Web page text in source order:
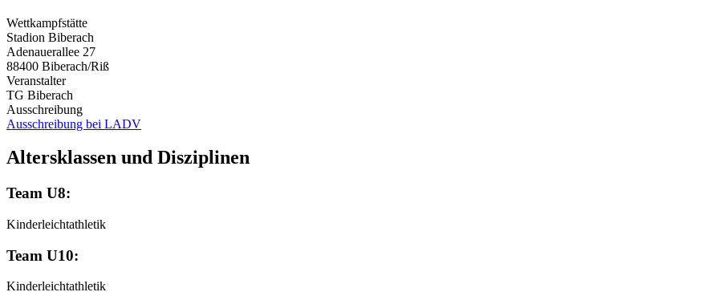
Wettkampfstätte
Stadion Biberach
Adenauerallee 27
88400 Biberach/Riß
Veranstalter
TG Biberach
Ausschreibung
Ausschreibung bei LADV
Altersklassen und Disziplinen
Team U8:
Kinderleichtathletik
Team U10:
Kinderleichtathletik